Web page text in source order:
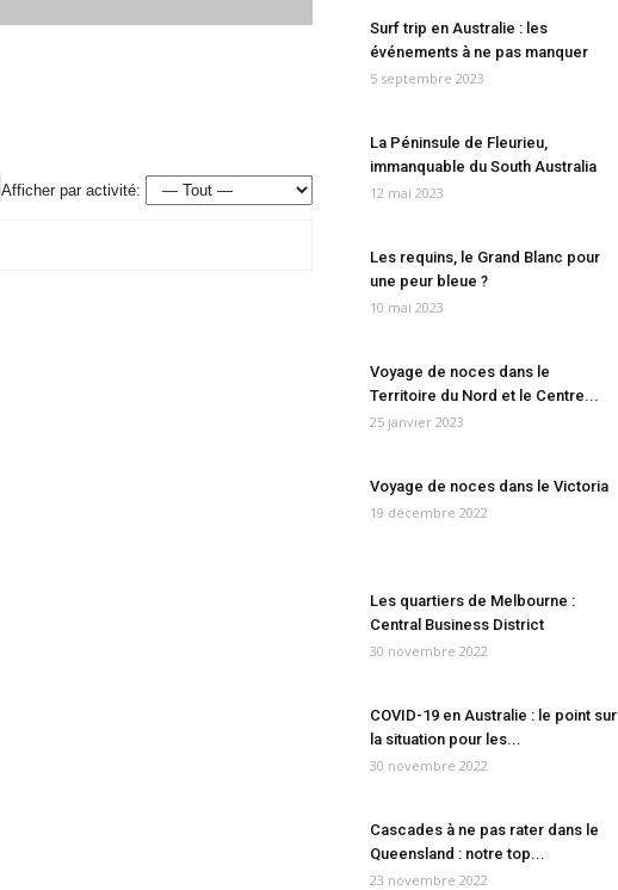
Afficher par activité:
Surf trip en Australie : les
événements à ne pas manquer
5 septembre 2023
La Péninsule de Fleurieu,
immanquable du South Australia
12 mai 2023
Les requins, le Grand Blanc pour
une peur bleue ?
10 mai 2023
Voyage de noces dans le
Territoire du Nord et le Centre...
25 janvier 2023
Voyage de noces dans le Victoria
19 décembre 2022
Les quartiers de Melbourne :
Central Business District
30 novembre 2022
COVID-19 en Australie : le point sur
la situation pour les...
30 novembre 2022
Cascades à ne pas rater dans le
Queensland : notre top...
23 novembre 2022